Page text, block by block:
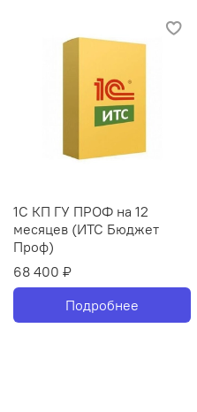
1С КП ГУ ПРОФ на 12
месяцев (ИТС Бюджет
Проф)
68 400 ₽
Подробнее